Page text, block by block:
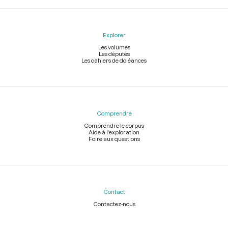
Explorer
Les volumes
Les députés
Les cahiers de doléances
Comprendre
Comprendre le corpus
Aide à l'exploration
Foire aux questions
Contact
Contactez-nous